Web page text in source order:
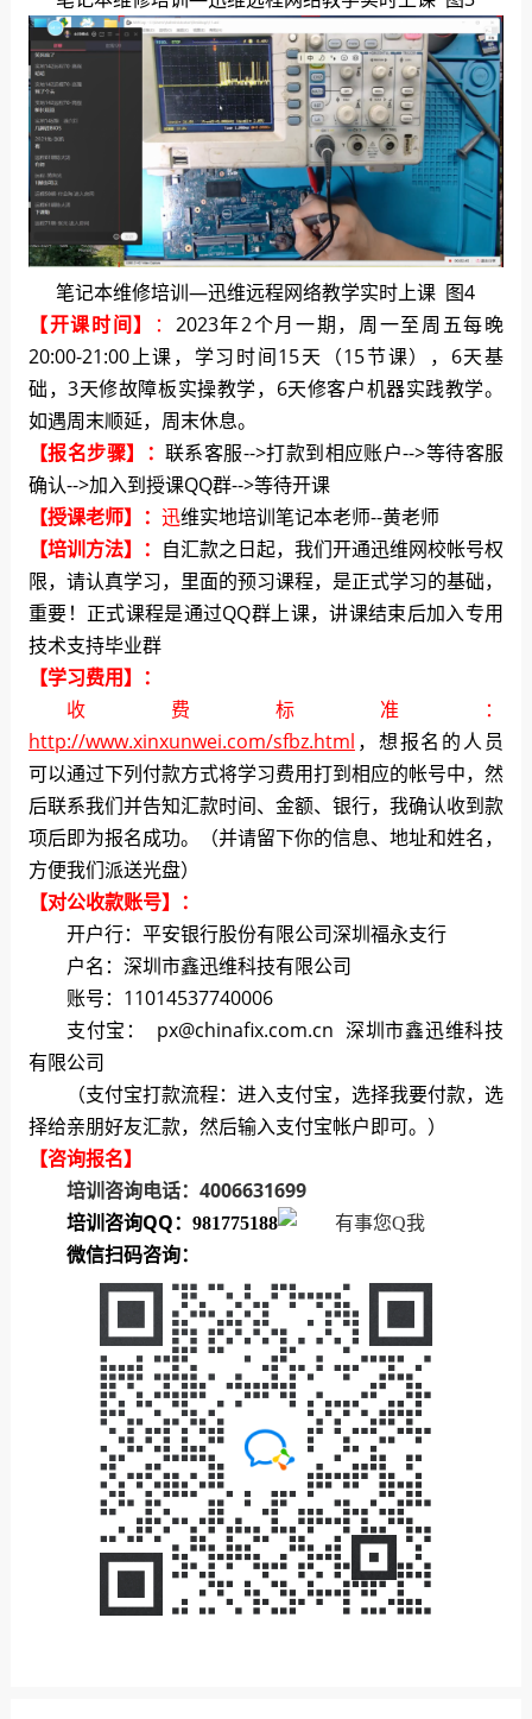
笔记本维修培训—迅维远程网络教学实时上课 图4
【开课时间】
： 2023年2个月一期，周一至周五每晚
20:00-21:00上课，学习时间15天（15节课） ，6天基
础，3天修故障板实操教学，6天修客户机器实践教学。
如遇周末顺延，周末休息。
【报名步骤】：联系客服-->打款到相应账户-->等待客服
确认-->加入到授课QQ群-->等待开课
【授课老师】： 迅维实地培训笔记本老师--黄老师
【培训方法】： 自汇款之日起，我们开通迅维网校帐号权
限，请认真学习，里面的预习课程，是正式学习的基础，
重要！正式课程是通过QQ群上课，讲课结束后加入专用
技术支持毕业群
【学习费用】：
收费标准
：
http://www.xinxunwei.com/sfbz.html ，想报名的人员
可以通过下列付款方式将学习费用打到相应的帐号中，然
后联系我们并告知汇款时间、金额、银行，我确认收到款
项后即为报名成功。（并请留下你的信息、地址和姓名，
方便我们派送光盘）
【对公收款账号】：
开户行：平安银行股份有限公司深圳福永支行
户名：深圳市鑫迅维科技有限公司
账号：11014537740006
支付宝： px@chinafix.com.cn 深圳市鑫迅维科技
有限公司
（支付宝打款流程：进入支付宝，选择我要付款，选
择给亲朋好友汇款，然后输入支付宝帐户即可。）
【咨询报名】
培训咨询电话：4006631699
培训咨询QQ： 981775188
微信扫码咨询：